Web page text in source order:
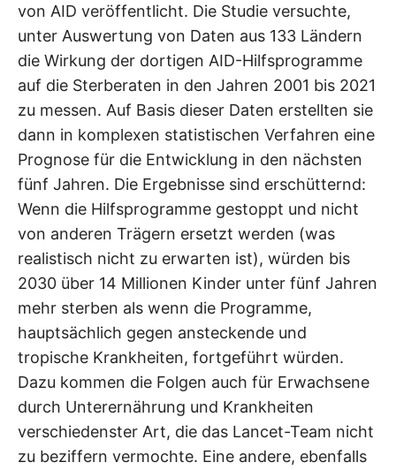
von AID veröffentlicht. Die Studie versuchte,
unter Auswertung von Daten aus 133 Ländern
die Wirkung der dortigen AID-Hilfsprogramme
auf die Sterberaten in den Jahren 2001 bis 2021
zu messen. Auf Basis dieser Daten erstellten sie
dann in komplexen statistischen Verfahren eine
Prognose für die Entwicklung in den nächsten
fünf Jahren. Die Ergebnisse sind erschütternd:
Wenn die Hilfsprogramme gestoppt und nicht
von anderen Trägern ersetzt werden (was
realistisch nicht zu erwarten ist), würden bis
2030 über 14 Millionen Kinder unter fünf Jahren
mehr sterben als wenn die Programme,
hauptsächlich gegen ansteckende und
tropische Krankheiten, fortgeführt würden.
Dazu kommen die Folgen auch für Erwachsene
durch Unterernährung und Krankheiten
verschiedenster Art, die das Lancet-Team nicht
zu beziffern vermochte. Eine andere, ebenfalls